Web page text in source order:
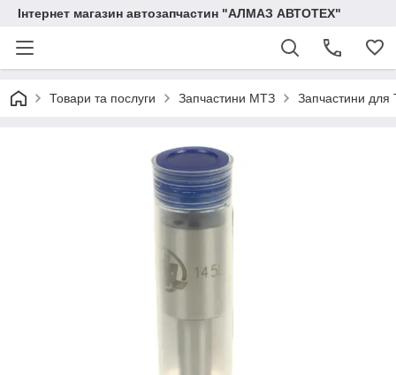
Інтернет магазин автозапчастин "АЛМАЗ АВТОТЕХ"
Товари та послуги Запчастини МТЗ Запчастини